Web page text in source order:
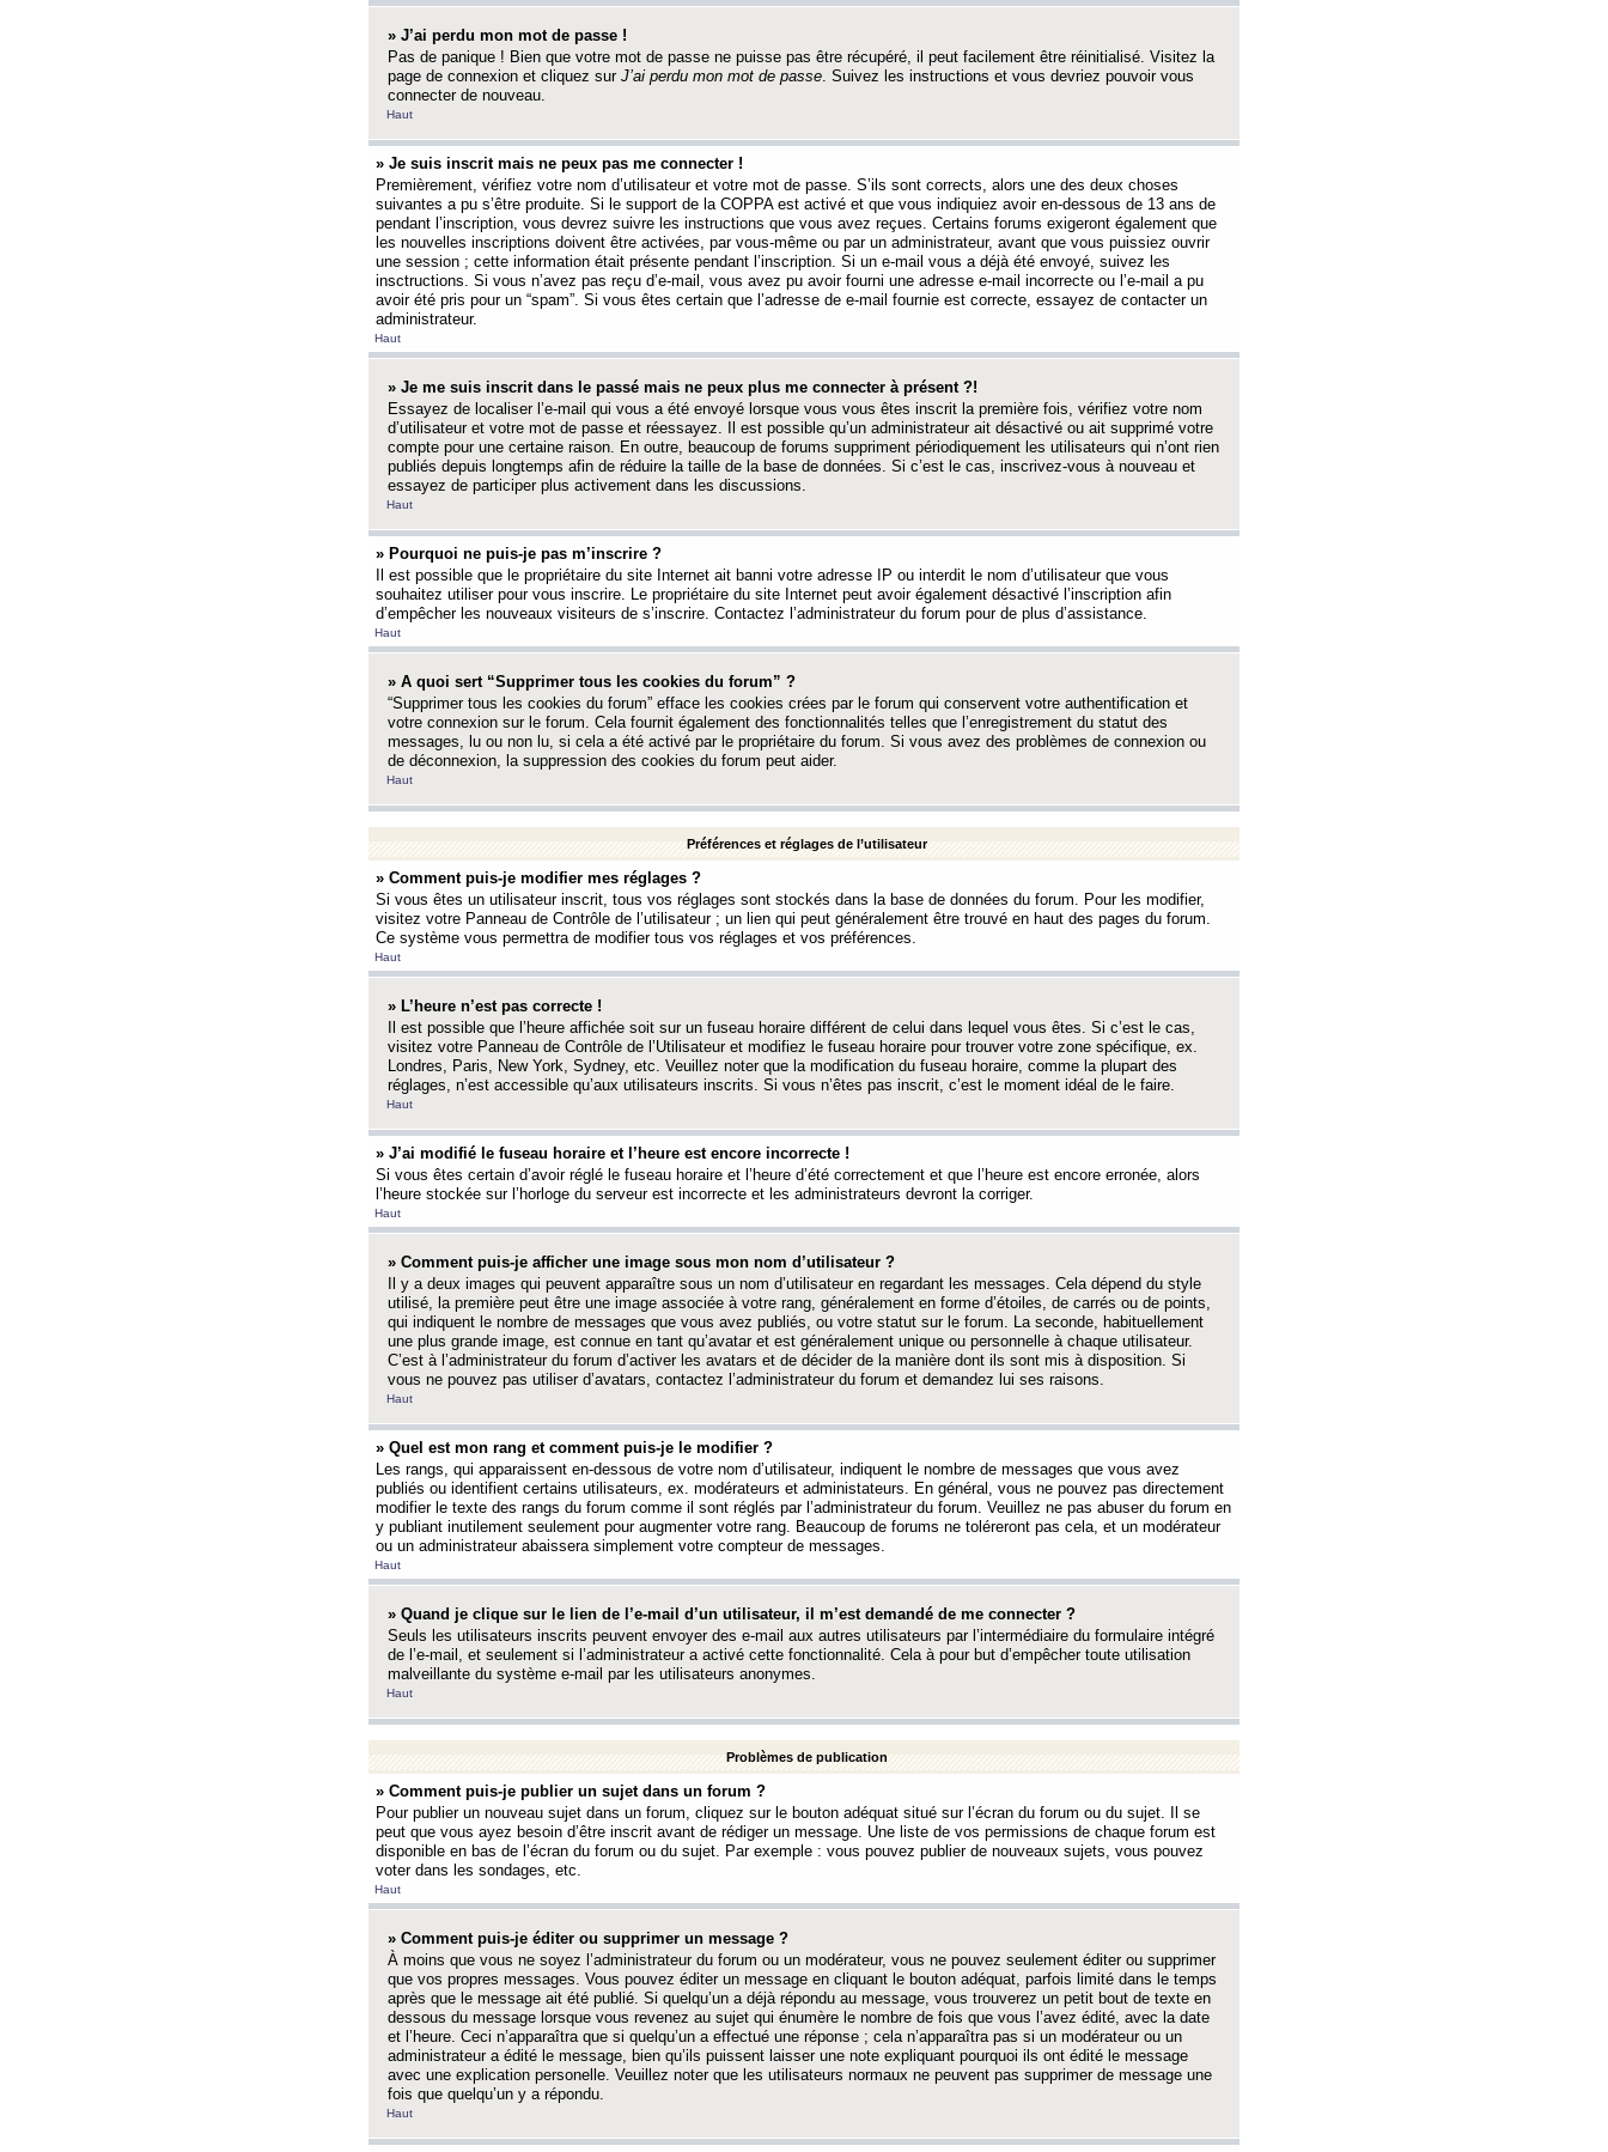
» J’ai perdu mon mot de passe !
Pas de panique ! Bien que votre mot de passe ne puisse pas être récupéré, il peut facilement être réinitialisé. Visitez la
page de connexion et cliquez sur J’ai perdu mon mot de passe. Suivez les instructions et vous devriez pouvoir vous
connecter de nouveau.
Haut
» Je suis inscrit mais ne peux pas me connecter !
Premièrement, vérifiez votre nom d’utilisateur et votre mot de passe. S’ils sont corrects, alors une des deux choses
suivantes a pu s’être produite. Si le support de la COPPA est activé et que vous indiquiez avoir en-dessous de 13 ans de
pendant l’inscription, vous devrez suivre les instructions que vous avez reçues. Certains forums exigeront également que
les nouvelles inscriptions doivent être activées, par vous-même ou par un administrateur, avant que vous puissiez ouvrir
une session ; cette information était présente pendant l’inscription. Si un e-mail vous a déjà été envoyé, suivez les
insctructions. Si vous n’avez pas reçu d’e-mail, vous avez pu avoir fourni une adresse e-mail incorrecte ou l’e-mail a pu
avoir été pris pour un “spam”. Si vous êtes certain que l’adresse de e-mail fournie est correcte, essayez de contacter un
administrateur.
Haut
» Je me suis inscrit dans le passé mais ne peux plus me connecter à présent ?!
Essayez de localiser l’e-mail qui vous a été envoyé lorsque vous vous êtes inscrit la première fois, vérifiez votre nom
d’utilisateur et votre mot de passe et réessayez. Il est possible qu’un administrateur ait désactivé ou ait supprimé votre
compte pour une certaine raison. En outre, beaucoup de forums suppriment périodiquement les utilisateurs qui n’ont rien
publiés depuis longtemps afin de réduire la taille de la base de données. Si c’est le cas, inscrivez-vous à nouveau et
essayez de participer plus activement dans les discussions.
Haut
» Pourquoi ne puis-je pas m’inscrire ?
Il est possible que le propriétaire du site Internet ait banni votre adresse IP ou interdit le nom d’utilisateur que vous
souhaitez utiliser pour vous inscrire. Le propriétaire du site Internet peut avoir également désactivé l’inscription afin
d’empêcher les nouveaux visiteurs de s’inscrire. Contactez l’administrateur du forum pour de plus d’assistance.
Haut
» A quoi sert “Supprimer tous les cookies du forum” ?
“Supprimer tous les cookies du forum” efface les cookies crées par le forum qui conservent votre authentification et
votre connexion sur le forum. Cela fournit également des fonctionnalités telles que l’enregistrement du statut des
messages, lu ou non lu, si cela a été activé par le propriétaire du forum. Si vous avez des problèmes de connexion ou
de déconnexion, la suppression des cookies du forum peut aider.
Haut
Préférences et réglages de l’utilisateur
» Comment puis-je modifier mes réglages ?
Si vous êtes un utilisateur inscrit, tous vos réglages sont stockés dans la base de données du forum. Pour les modifier,
visitez votre Panneau de Contrôle de l’utilisateur ; un lien qui peut généralement être trouvé en haut des pages du forum.
Ce système vous permettra de modifier tous vos réglages et vos préférences.
Haut
» L’heure n’est pas correcte !
Il est possible que l’heure affichée soit sur un fuseau horaire différent de celui dans lequel vous êtes. Si c’est le cas,
visitez votre Panneau de Contrôle de l’Utilisateur et modifiez le fuseau horaire pour trouver votre zone spécifique, ex.
Londres, Paris, New York, Sydney, etc. Veuillez noter que la modification du fuseau horaire, comme la plupart des
réglages, n’est accessible qu’aux utilisateurs inscrits. Si vous n’êtes pas inscrit, c’est le moment idéal de le faire.
Haut
» J’ai modifié le fuseau horaire et l’heure est encore incorrecte !
Si vous êtes certain d’avoir réglé le fuseau horaire et l’heure d’été correctement et que l’heure est encore erronée, alors
l’heure stockée sur l’horloge du serveur est incorrecte et les administrateurs devront la corriger.
Haut
» Comment puis-je afficher une image sous mon nom d’utilisateur ?
Il y a deux images qui peuvent apparaître sous un nom d’utilisateur en regardant les messages. Cela dépend du style
utilisé, la première peut être une image associée à votre rang, généralement en forme d’étoiles, de carrés ou de points,
qui indiquent le nombre de messages que vous avez publiés, ou votre statut sur le forum. La seconde, habituellement
une plus grande image, est connue en tant qu’avatar et est généralement unique ou personnelle à chaque utilisateur.
C’est à l’administrateur du forum d’activer les avatars et de décider de la manière dont ils sont mis à disposition. Si
vous ne pouvez pas utiliser d’avatars, contactez l’administrateur du forum et demandez lui ses raisons.
Haut
» Quel est mon rang et comment puis-je le modifier ?
Les rangs, qui apparaissent en-dessous de votre nom d’utilisateur, indiquent le nombre de messages que vous avez
publiés ou identifient certains utilisateurs, ex. modérateurs et administateurs. En général, vous ne pouvez pas directement
modifier le texte des rangs du forum comme il sont réglés par l’administrateur du forum. Veuillez ne pas abuser du forum en
y publiant inutilement seulement pour augmenter votre rang. Beaucoup de forums ne toléreront pas cela, et un modérateur
ou un administrateur abaissera simplement votre compteur de messages.
Haut
» Quand je clique sur le lien de l’e-mail d’un utilisateur, il m’est demandé de me connecter ?
Seuls les utilisateurs inscrits peuvent envoyer des e-mail aux autres utilisateurs par l’intermédiaire du formulaire intégré
de l’e-mail, et seulement si l’administrateur a activé cette fonctionnalité. Cela à pour but d’empêcher toute utilisation
malveillante du système e-mail par les utilisateurs anonymes.
Haut
Problèmes de publication
» Comment puis-je publier un sujet dans un forum ?
Pour publier un nouveau sujet dans un forum, cliquez sur le bouton adéquat situé sur l’écran du forum ou du sujet. Il se
peut que vous ayez besoin d’être inscrit avant de rédiger un message. Une liste de vos permissions de chaque forum est
disponible en bas de l’écran du forum ou du sujet. Par exemple : vous pouvez publier de nouveaux sujets, vous pouvez
voter dans les sondages, etc.
Haut
» Comment puis-je éditer ou supprimer un message ?
À moins que vous ne soyez l’administrateur du forum ou un modérateur, vous ne pouvez seulement éditer ou supprimer
que vos propres messages. Vous pouvez éditer un message en cliquant le bouton adéquat, parfois limité dans le temps
après que le message ait été publié. Si quelqu’un a déjà répondu au message, vous trouverez un petit bout de texte en
dessous du message lorsque vous revenez au sujet qui énumère le nombre de fois que vous l’avez édité, avec la date
et l’heure. Ceci n’apparaîtra que si quelqu’un a effectué une réponse ; cela n’apparaîtra pas si un modérateur ou un
administrateur a édité le message, bien qu’ils puissent laisser une note expliquant pourquoi ils ont édité le message
avec une explication personelle. Veuillez noter que les utilisateurs normaux ne peuvent pas supprimer de message une
fois que quelqu’un y a répondu.
Haut